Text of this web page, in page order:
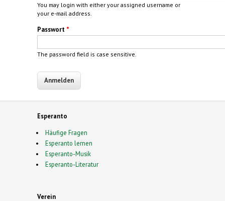
You may login with either your assigned username or
your e-mail address.
Passwort *
The password field is case sensitive.
Esperanto
Häufige Fragen
Esperanto lernen
Esperanto-Musik
Esperanto-Literatur
Verein